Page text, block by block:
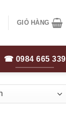
GIỎ HÀNG
☎ 0984 665 339